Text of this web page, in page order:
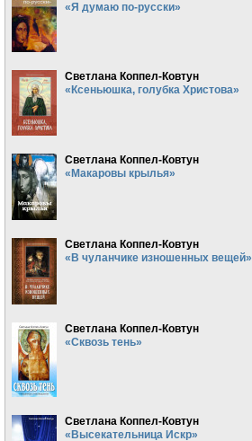
«Я думаю по-русски»
Светлана Коппел-Ковтун
«Ксеньюшка, голубка Христова»
Светлана Коппел-Ковтун
«Макаровы крылья»
Светлана Коппел-Ковтун
«В чуланчике изношенных вещей»
Светлана Коппел-Ковтун
«Сквозь тень»
Светлана Коппел-Ковтун
«Высекательница Искр»